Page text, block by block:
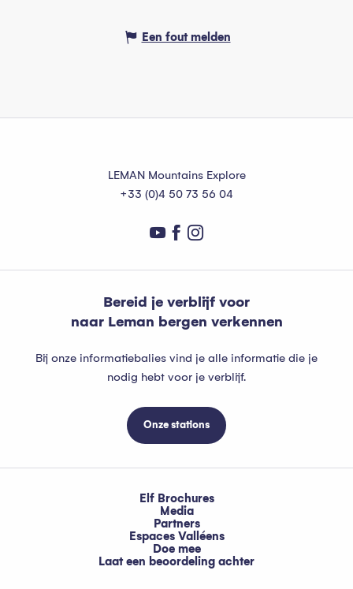
Een fout melden
LEMAN Mountains Explore
+33 (0)4 50 73 56 04
Bereid je verblijf voor
naar Leman bergen verkennen
Bij onze informatiebalies vind je alle informatie die je
nodig hebt voor je verblijf.
Onze stations
Elf Brochures
Media
Partners
Espaces Valléens
Doe mee
Laat een beoordeling achter